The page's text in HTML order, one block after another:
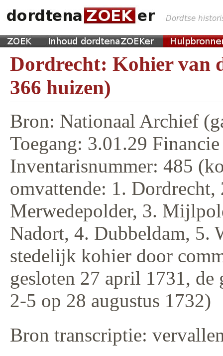
Dordrecht: Kohier van
366 huizen)
Bron: Nationaal Archief
Toegang: 3.01.29
Inventarisnummer: 485
omvattende: 1. Dordrecht,
Merwedepolder, 3.
Nadort, 4. Dubbeldam, 5.
stedelijk kohier door
gesloten 27 april 1731, de
2-5 op 28 augustus 1732)
Bron transcriptie: